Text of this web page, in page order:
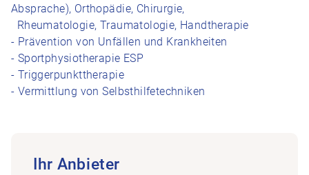
Absprache), Orthopädie, Chirurgie,
Rheumatologie, Traumatologie, Handtherapie
- Prävention von Unfällen und Krankheiten
- Sportphysiotherapie ESP
- Triggerpunkttherapie
- Vermittlung von Selbsthilfetechniken
Ihr Anbieter